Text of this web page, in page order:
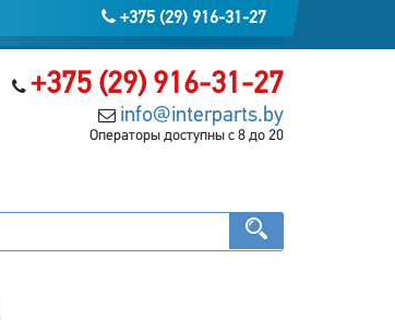
+375 (29) 916-31-27
+375 (29) 916-31-27
info@interparts.by
Операторы доступны с 8 до 20